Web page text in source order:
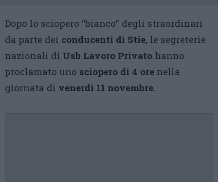
Dopo lo sciopero “bianco” degli straordinari
da parte dei conducenti di Stie, le segreterie
nazionali di Usb Lavoro Privato hanno
proclamato uno sciopero di 4 ore nella
giornata di venerdì 11 novembre.